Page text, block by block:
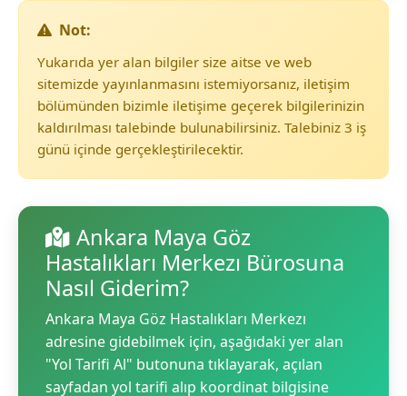
Not:
Yukarıda yer alan bilgiler size aitse ve web
sitemizde yayınlanmasını istemiyorsanız, iletişim
bölümünden bizimle iletişime geçerek bilgilerinizin
kaldırılması talebinde bulunabilirsiniz. Talebiniz 3 iş
günü içinde gerçekleştirilecektir.
Ankara Maya Göz
Hastalıkları Merkezı Bürosuna
Nasıl Giderim?
Ankara Maya Göz Hastalıkları Merkezı
adresine gidebilmek için, aşağıdaki yer alan
"Yol Tarifi Al" butonuna tıklayarak, açılan
sayfadan yol tarifi alıp koordinat bilgisine